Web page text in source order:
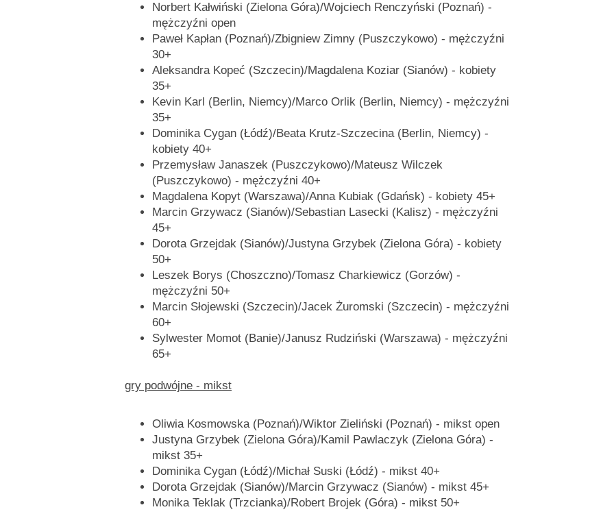
Norbert Kałwiński (Zielona Góra)/Wojciech Renczyński (Poznań) -
mężczyźni open
Paweł Kapłan (Poznań)/Zbigniew Zimny (Puszczykowo) - mężczyźni
30+
Aleksandra Kopeć (Szczecin)/Magdalena Koziar (Sianów) - kobiety
35+
Kevin Karl (Berlin, Niemcy)/Marco Orlik (Berlin, Niemcy) - mężczyźni
35+
Dominika Cygan (Łódź)/Beata Krutz-Szczecina (Berlin, Niemcy) -
kobiety 40+
Przemysław Janaszek (Puszczykowo)/Mateusz Wilczek
(Puszczykowo) - mężczyźni 40+
Magdalena Kopyt (Warszawa)/Anna Kubiak (Gdańsk) - kobiety 45+
Marcin Grzywacz (Sianów)/Sebastian Lasecki (Kalisz) - mężczyźni
45+
Dorota Grzejdak (Sianów)/Justyna Grzybek (Zielona Góra) - kobiety
50+
Leszek Borys (Choszczno)/Tomasz Charkiewicz (Gorzów) -
mężczyźni 50+
Marcin Słojewski (Szczecin)/Jacek Żuromski (Szczecin) - mężczyźni
60+
Sylwester Momot (Banie)/Janusz Rudziński (Warszawa) - mężczyźni
65+
gry podwójne - mikst
Oliwia Kosmowska (Poznań)/Wiktor Zieliński (Poznań) - mikst open
Justyna Grzybek (Zielona Góra)/Kamil Pawlaczyk (Zielona Góra) -
mikst 35+
Dominika Cygan (Łódź)/Michał Suski (Łódź) - mikst 40+
Dorota Grzejdak (Sianów)/Marcin Grzywacz (Sianów) - mikst 45+
Monika Teklak (Trzcianka)/Robert Brojek (Góra) - mikst 50+